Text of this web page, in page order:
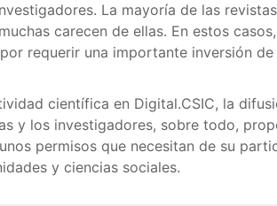
La mayoría de las
carecen de ellas. En estos
requerir una importante inversión
científica en Digital.CSIC, la
y los investigadores, sobre todo,
permisos que necesitan de su
y ciencias sociales.